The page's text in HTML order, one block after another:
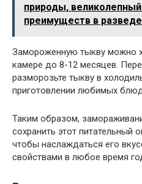
природы,
преимуществ в
Замороженную тыкву можно
камере до 8-12 месяцев.
разморозьте тыкву в
приготовлении любимых
Таким образом,
сохранить этот питательный
чтобы наслаждаться его
свойствами в любое время